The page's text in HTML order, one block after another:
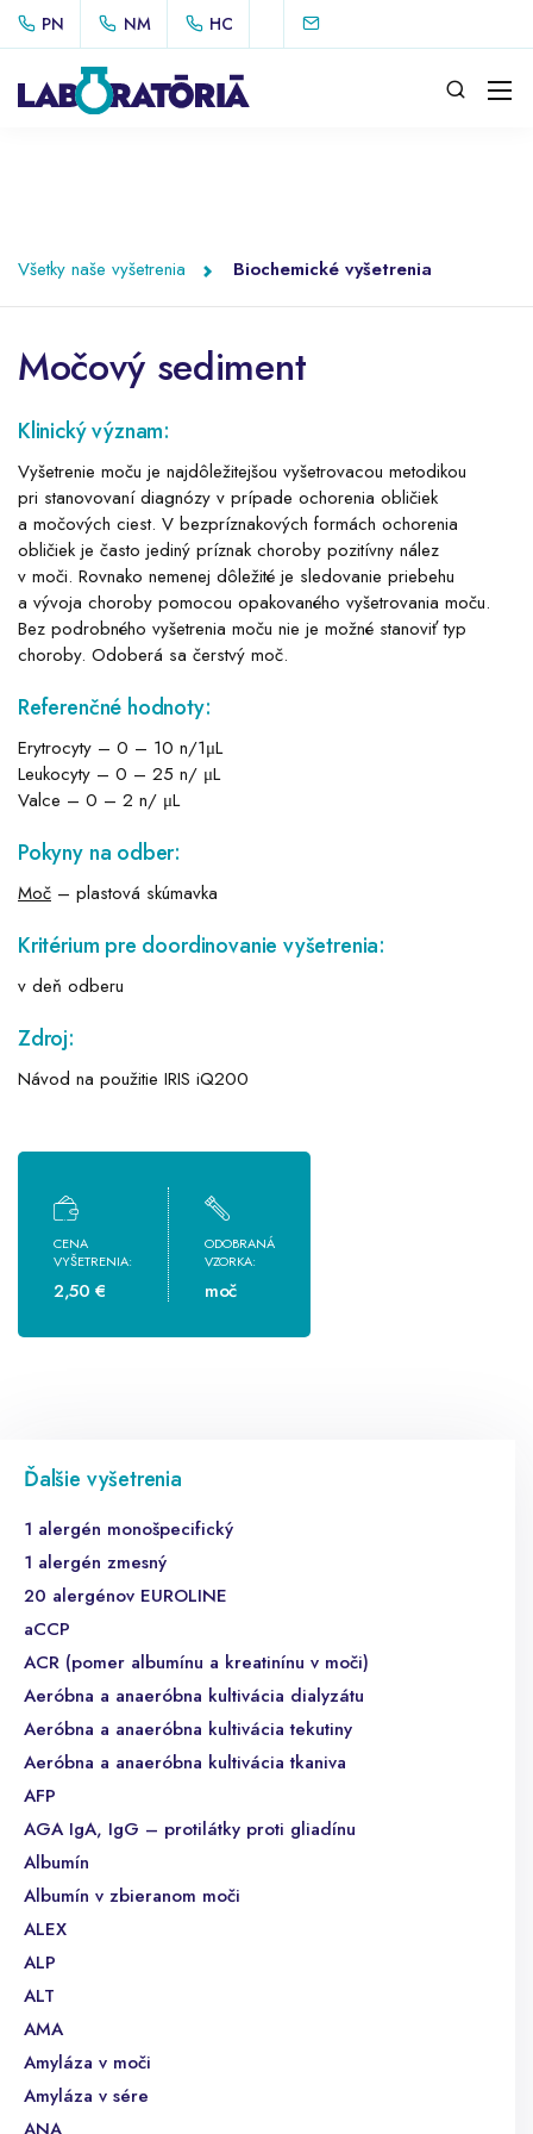
PN NM HC
Všetky naše vyšetrenia Biochemické vyšetrenia
Močový sediment
Klinický význam:
Vyšetrenie moču je najdôležitejšou vyšetrovacou metodikou
pri stanovovaní diagnózy v prípade ochorenia obličiek
a močových ciest. V bezpríznakových formách ochorenia
obličiek je často jediný príznak choroby pozitívny nález
v moči. Rovnako nemenej dôležité je sledovanie priebehu
a vývoja choroby pomocou opakovaného vyšetrovania moču.
Bez podrobného vyšetrenia moču nie je možné stanoviť typ
choroby. Odoberá sa čerstvý moč.
Referenčné hodnoty:
Erytrocyty – 0 – 10 n/1μL
Leukocyty – 0 – 25 n/ μL
Valce – 0 – 2 n/ μL
Pokyny na odber:
Moč – plastová skúmavka
Kritérium pre doordinovanie vyšetrenia:
v deň odberu
Zdroj:
Návod na použitie IRIS iQ200
CENA
VYŠETRENIA:
2,50 €
ODOBRANÁ
VZORKA:
moč
Ďalšie vyšetrenia
1 alergén monošpecifický
1 alergén zmesný
20 alergénov EUROLINE
aCCP
ACR (pomer albumínu a kreatinínu v moči)
Aeróbna a anaeróbna kultivácia dialyzátu
Aeróbna a anaeróbna kultivácia tekutiny
Aeróbna a anaeróbna kultivácia tkaniva
AFP
AGA IgA, IgG – protilátky proti gliadínu
Albumín
Albumín v zbieranom moči
ALEX
ALP
ALT
AMA
Amyláza v moči
Amyláza v sére